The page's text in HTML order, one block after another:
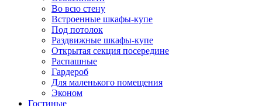
Во всю стену
Встроенные шкафы-купе
Под потолок
Раздвижные шкафы-купе
Открытая секция посередине
Распашные
Гардероб
Для маленького помещения
Эконом
Гостиные